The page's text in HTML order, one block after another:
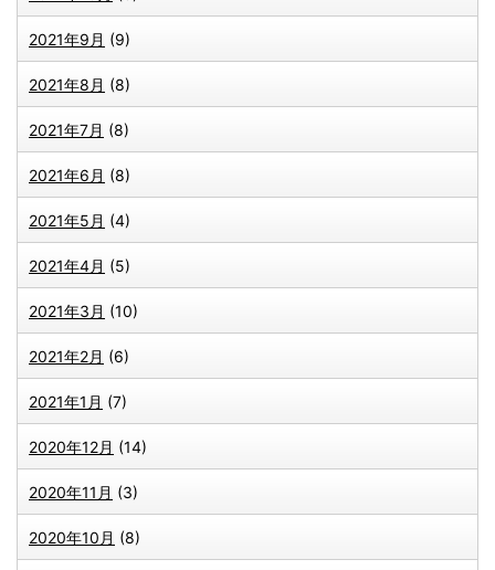
2021年9月 (9)
2021年8月 (8)
2021年7月 (8)
2021年6月 (8)
2021年5月 (4)
2021年4月 (5)
2021年3月 (10)
2021年2月 (6)
2021年1月 (7)
2020年12月 (14)
2020年11月 (3)
2020年10月 (8)